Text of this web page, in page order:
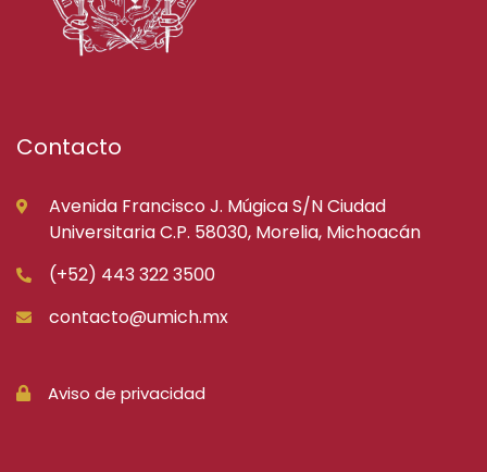
Contacto
Avenida Francisco J. Múgica S/N Ciudad
Universitaria C.P. 58030, Morelia, Michoacán
(+52) 443 322 3500
contacto@umich.mx
Aviso de privacidad